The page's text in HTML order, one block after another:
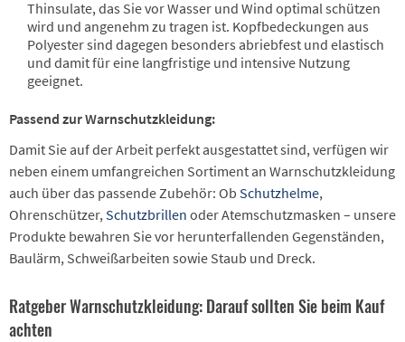
Thinsulate, das Sie vor Wasser und Wind optimal schützen
wird und angenehm zu tragen ist. Kopfbedeckungen aus
Polyester sind dagegen besonders abriebfest und elastisch
und damit für eine langfristige und intensive Nutzung
geeignet.
Passend zur Warnschutzkleidung:
Damit Sie auf der Arbeit perfekt ausgestattet sind, verfügen wir
neben einem umfangreichen Sortiment an Warnschutzkleidung
auch über das passende Zubehör: Ob Schutzhelme,
Ohrenschützer, Schutzbrillen oder Atemschutzmasken – unsere
Produkte bewahren Sie vor herunterfallenden Gegenständen,
Baulärm, Schweißarbeiten sowie Staub und Dreck.
Ratgeber Warnschutzkleidung: Darauf sollten Sie beim Kauf
achten